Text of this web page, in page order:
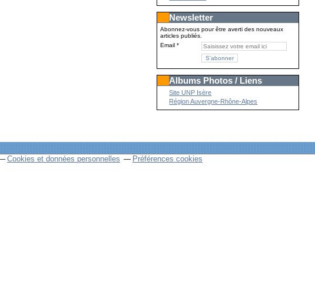
Newsletter
Abonnez-vous pour être averti des nouveaux
articles publiés.
Email
Albums Photos / Liens
Site UNP Isère
Région Auvergne-Rhône-Alpes
Cookies et données personnelles Préférences cookies